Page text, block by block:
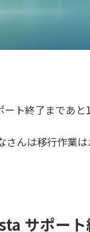
ト終了まであと
さんは移行作業は
サポート